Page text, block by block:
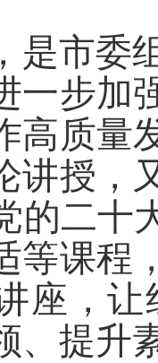
是市委
一步加
高质量
讲授，
的二十
等课程
座，
、提升